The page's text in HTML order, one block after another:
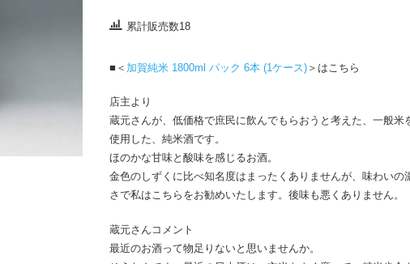
累計販売数18
■＜ 加賀純米 1800ml パック 6本 (1ケース)＞はこちら
店主より
蔵元さんが、低価格で庶民に飲んでもらおうと考えた、一般米
使用した、純米酒です。
ほのかな甘味と酸味を感じるお酒。
金色のしずくに比べ知名度はまったくありませんが、味わいの
さで私はこちらをお勧めいたします。後味も悪くありません。
蔵元さんコメント
最近のお酒って物足りないと思いませんか。